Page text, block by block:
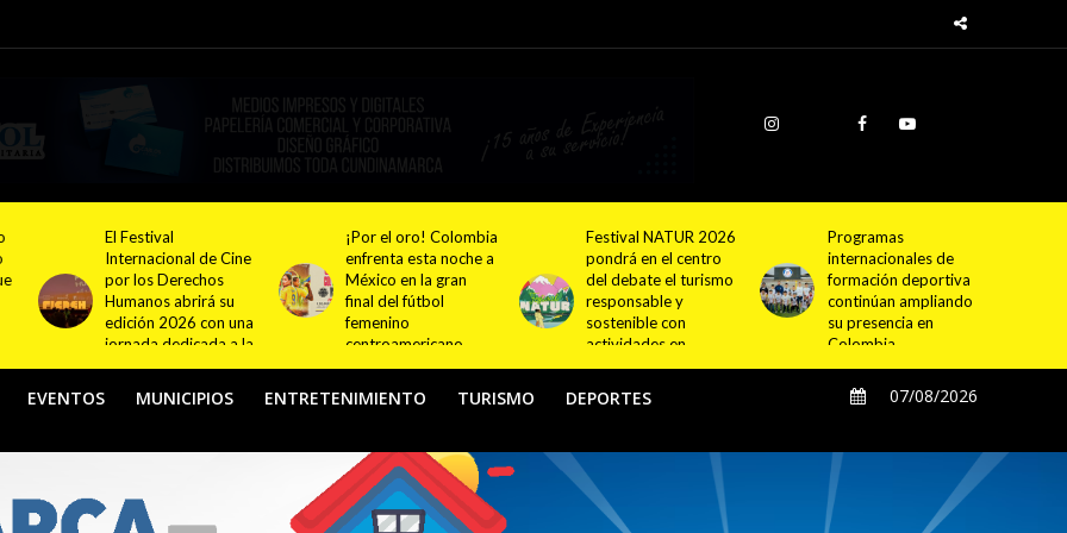
¡Por el oro! Colombia
enfrenta esta noche a
México en la gran
final del fútbol
femenino
centroamericano
Festival NATUR 2026
pondrá en el centro
del debate el turismo
responsable y
sostenible con
actividades en
Bogotá y Guasca
Programas
internacionales de
formación deportiva
continúan ampliando
su presencia en
Colombia
Cundinamarca
proyecta la
construcción de
4.000 nuevas
viviendas en 12
municipios
EVENTOS MUNICIPIOS ENTRETENIMIENTO TURISMO DEPORTES 07/08/2026